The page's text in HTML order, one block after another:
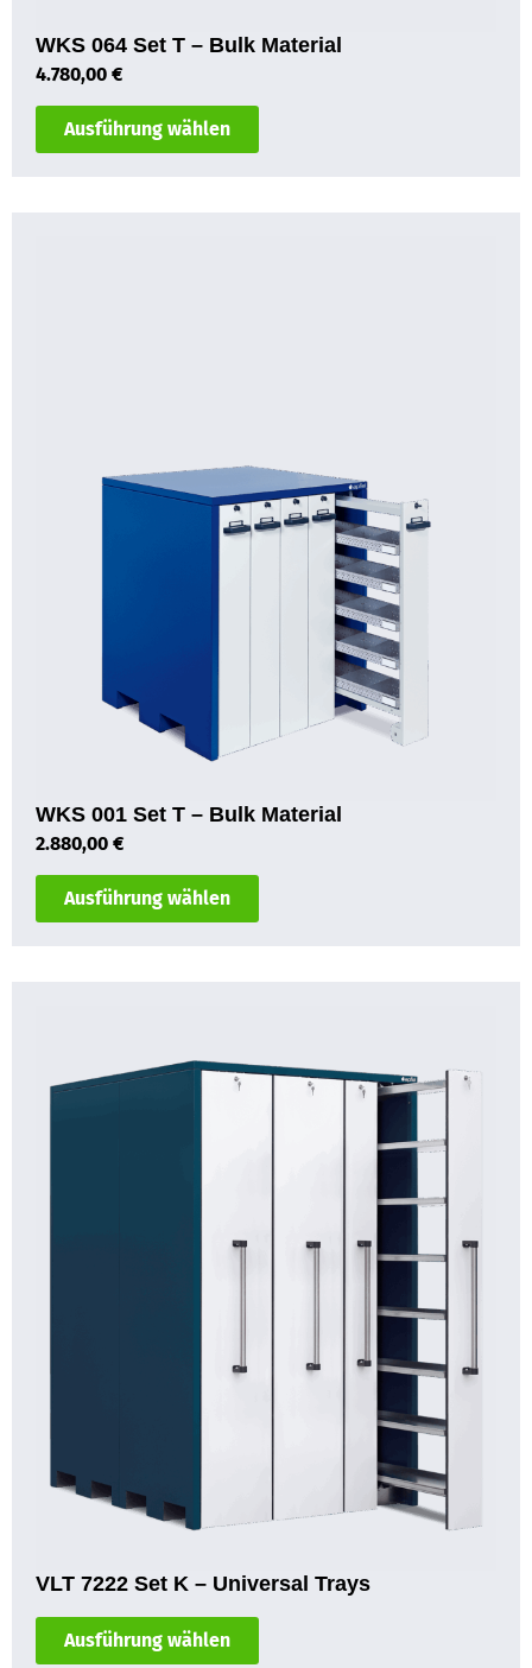
WKS 064 Set T – Bulk Material
4.780,00 €
Ausführung wählen
WKS 001 Set T – Bulk Material
2.880,00 €
Ausführung wählen
VLT 7222 Set K – Universal Trays
Ausführung wählen